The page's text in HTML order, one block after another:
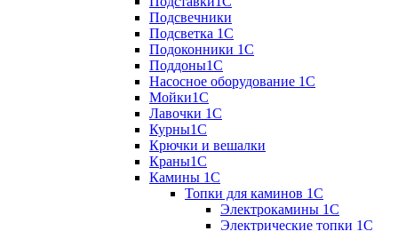
Подсвечники
Подсветка 1С
Подоконники 1С
Поддоны1С
Насосное оборудование 1С
Мойки1С
Лавочки 1С
Курны1С
Крючки и вешалки
Краны1С
Камины 1C
Топки для каминов 1C
Электрокамины 1С
Электрические топки 1C